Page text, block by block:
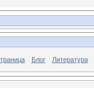
Блог Литература